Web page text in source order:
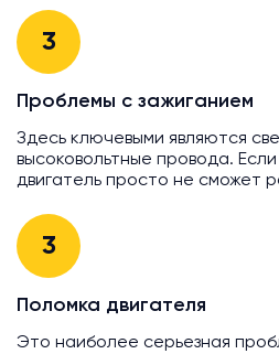
3
Проблемы с зажиганием
Здесь ключевыми являются
высоковольтные провода.
двигатель просто не сможет
3
Поломка двигателя
Это наиболее серьезная